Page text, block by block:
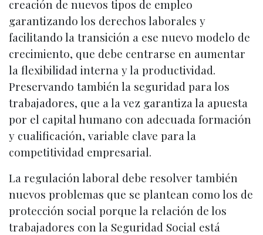
creación de nuevos tipos de empleo
garantizando los derechos laborales y
facilitando la transición a ese nuevo modelo de
crecimiento, que debe centrarse en aumentar
la flexibilidad interna y la productividad.
Preservando también la seguridad para los
trabajadores, que a la vez garantiza la apuesta
por el capital humano con adecuada formación
y cualificación, variable clave para la
competitividad empresarial.
La regulación laboral debe resolver también
nuevos problemas que se plantean como los de
protección social porque la relación de los
trabajadores con la Seguridad Social está